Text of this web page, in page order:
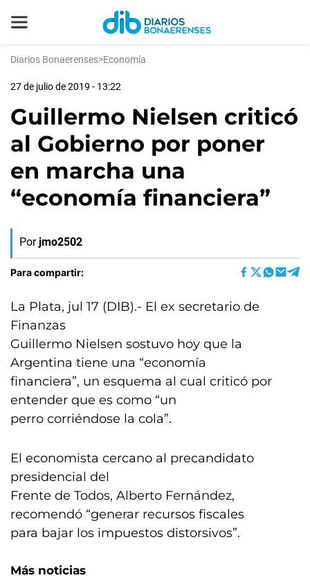
Diarios Bonaerenses>Economía
27 de julio de 2019 - 13:22
Guillermo Nielsen criticó
al Gobierno por poner
en marcha una
“economía financiera”
Por jmo2502
Para compartir:
La Plata, jul 17 (DIB).- El ex secretario de
Finanzas
Guillermo Nielsen sostuvo hoy que la
Argentina tiene una “economía
financiera”, un esquema al cual criticó por
entender que es como “un
perro corriéndose la cola”.
El economista cercano al precandidato
presidencial del
Frente de Todos, Alberto Fernández,
recomendó “generar recursos fiscales
para bajar los impuestos distorsivos”.
Más noticias